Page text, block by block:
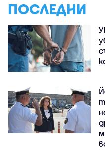
ПОСЛЕДНИ